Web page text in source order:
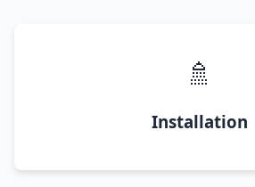
🚿
Installation